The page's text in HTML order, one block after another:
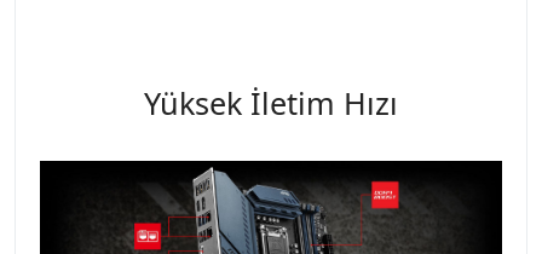
Yüksek İletim Hızı